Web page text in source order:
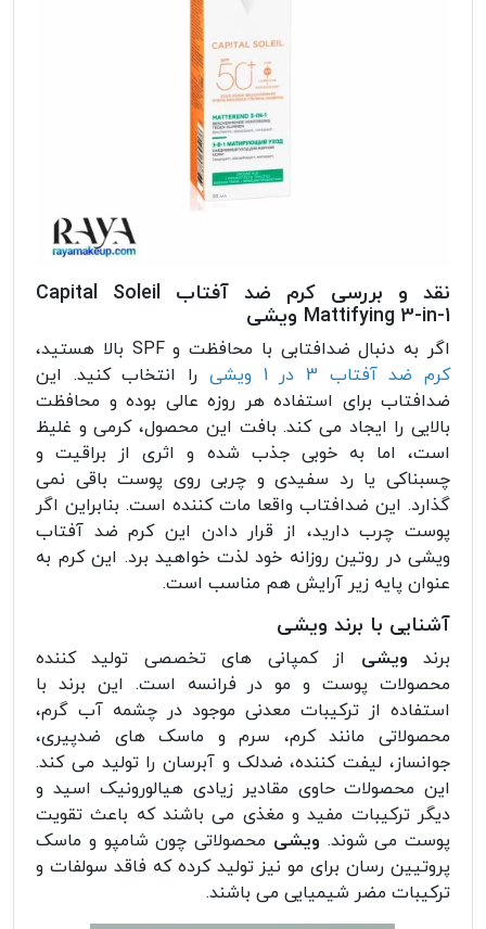
نقد و بررسی کرم ضد آفتاب Capital Soleil
Mattifying 3-in-1 ویشی
اگر به دنبال ضدافتابی با محافظت و SPF بالا هستید،
کرم ضد آفتاب 3 در 1 ویشی
را انتخاب کنید. این
ضدافتاب برای استفاده هر روزه عالی بوده و محافظت
بالایی را ایجاد می کند. بافت این محصول، کرمی و غلیظ
است، اما به خوبی جذب شده و اثری از براقیت و
چسبناکی یا رد سفیدی و چربی روی پوست باقی نمی
گذارد. این ضدافتاب واقعا مات کننده است. بنابراین اگر
پوست چرب دارید، از قرار دادن این کرم ضد آفتاب
ویشی در روتین روزانه خود لذت خواهید برد. این کرم به
عنوان پایه زیر آرایش هم مناسب است.
آشنایی با برند ویشی
برند ویشی از کمپانی های تخصصی تولید کننده
محصولات پوست و مو در فرانسه است. این برند با
استفاده از ترکیبات معدنی موجود در چشمه آب گرم،
محصولاتی مانند کرم، سرم و ماسک های ضدپیری،
جوانساز، لیفت کننده، ضدلک و آبرسان را تولید می کند.
این محصولات حاوی مقادیر زیادی هیالورونیک اسید و
دیگر ترکیبات مفید و مغذی می باشند که باعث تقویت
پوست می شوند. ویشی محصولاتی چون شامپو و ماسک
پروتیین رسان برای مو نیز تولید کرده که فاقد سولفات و
ترکیبات مضر شیمیایی می باشند.